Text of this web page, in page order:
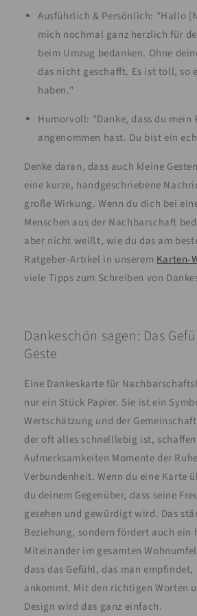
Ausführlich & Persönlich: "Hallo
mich nochmal ganz herzlich für
beim Umzug bedanken. Ohne
das nicht geschafft. Es ist toll, so
haben."
Humorvoll: "Danke, dass du mein
angenommen hast. Du bist ein
Denke daran, dass auch kleine
eine kurze, handgeschriebene
große Wirkung. Wenn du dich bei
Menschen aus der Nachbarschaft
aber nicht weißt, wie du das am
Ratgeber-Artikel in unserem Karten-
viele Tipps zum Schreiben von
Dankeschön sagen: Das
Geste
Eine Dankeskarte für
nur ein Stück Papier. Sie ist ein
Wertschätzung und der
der oft alles schnelllebig ist,
Aufmerksamkeiten Momente der
Verbundenheit. Wenn du eine Karte
du deinem Gegenüber, dass seine
gesehen und gewürdigt wird. Das
Beziehung, sondern fördert auch ein
Miteinander im gesamten
dass das Gefühl, das man
ankommt. Mit den richtigen Worten
Design wird das ganz einfach.